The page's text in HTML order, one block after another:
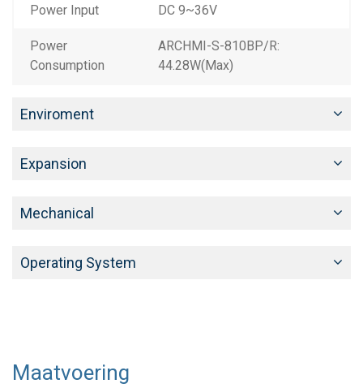
Power Input DC 9~36V
Power
Consumption
ARCHMI-S-810BP/R:
44.28W(Max)
Enviroment
Expansion
Mechanical
Operating System
Maatvoering